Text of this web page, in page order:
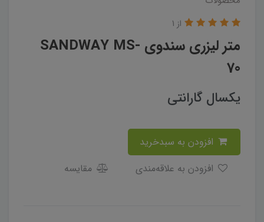
متر لیزری سندوی SANDWAY MS-
70
از 1
یکسال گارانتی
مقایسه